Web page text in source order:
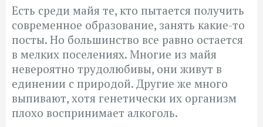
Есть среди майя те, кто пытается получить
современное образование, занять какие-то
посты. Но большинство все равно остается
в мелких поселениях. Многие из майя
невероятно трудолюбивы, они живут в
единении с природой. Другие же много
выпивают, хотя генетически их организм
плохо воспринимает алкоголь.